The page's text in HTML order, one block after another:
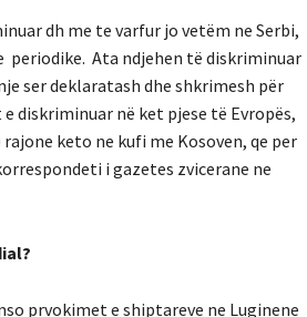
dh me te varfur jo vetëm ne Serbi,
periodike. Ata ndjehen të diskriminuar
ser deklaratash dhe shkrimesh për
diskriminuar në ket pjese të Evropës,
keto ne kufi me Kosoven, qe per
i gazetes zvicerane ne
prvokimet e shiptareve ne Luginene